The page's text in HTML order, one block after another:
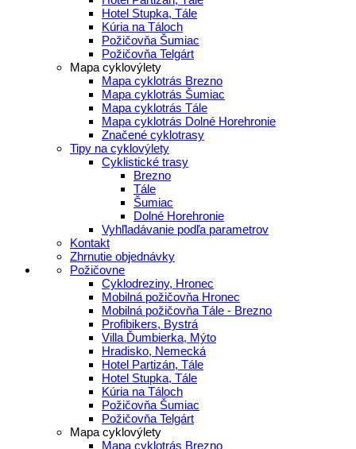
Hotel Stupka, Tále
Kúria na Táloch
Požičovňa Šumiac
Požičovňa Telgárt
Mapa cyklovýlety
Mapa cyklotrás Brezno
Mapa cyklotrás Šumiac
Mapa cyklotrás Tále
Mapa cyklotrás Dolné Horehronie
Značené cyklotrasy
Tipy na cyklovýlety
Cyklistické trasy
Brezno
Tále
Šumiac
Dolné Horehronie
Vyhľladávanie podľa parametrov
Kontakt
Zhrnutie objednávky
Požičovne
Cyklodreziny, Hronec
Mobilná požičovňa Hronec
Mobilná požičovňa Tále - Brezno
Profibikers, Bystrá
Villa Ďumbierka, Mýto
Hradisko, Nemecká
Hotel Partizán, Tále
Hotel Stupka, Tále
Kúria na Táloch
Požičovňa Šumiac
Požičovňa Telgárt
Mapa cyklovýlety
Mapa cyklotrás Brezno